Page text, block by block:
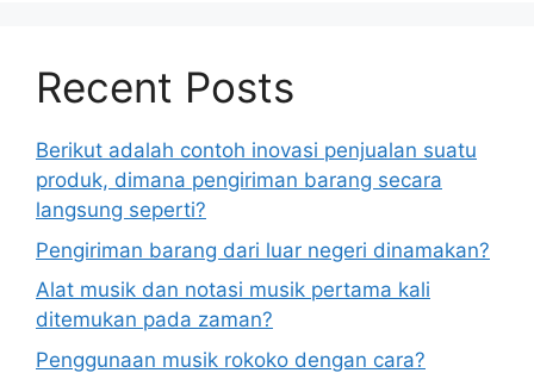
Recent Posts
Berikut adalah contoh inovasi penjualan suatu
produk, dimana pengiriman barang secara
langsung seperti?
Pengiriman barang dari luar negeri dinamakan?
Alat musik dan notasi musik pertama kali
ditemukan pada zaman?
Penggunaan musik rokoko dengan cara?